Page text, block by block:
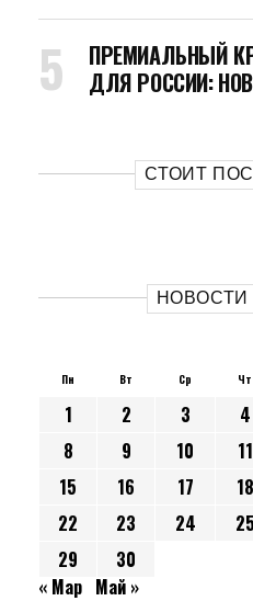
ПРЕМИАЛЬНЫЙ
ДЛЯ РОССИИ:
СТОИТ
НОВОСТИ
Пн Вт Ср Чт
1 2 3 4
8
9 10 11
15
16 17 18
22
23 24 25
29
30
« Мар Май »